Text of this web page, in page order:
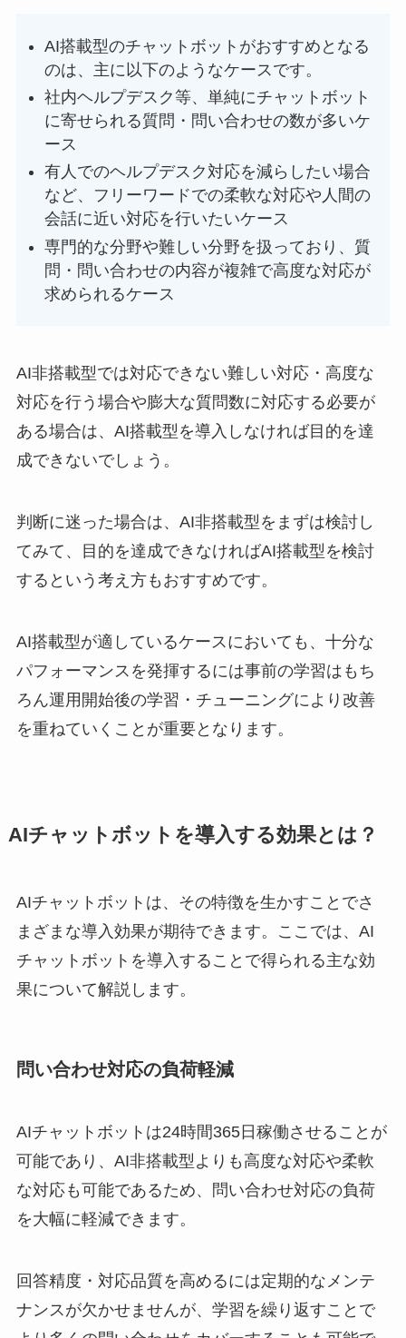
AI搭載型のチャットボットがおすすめとなる
のは、主に以下のようなケースです。
社内ヘルプデスク等、単純にチャットボット
に寄せられる質問・問い合わせの数が多いケ
ース
有人でのヘルプデスク対応を減らしたい場合
など、フリーワードでの柔軟な対応や人間の
会話に近い対応を行いたいケース
専門的な分野や難しい分野を扱っており、質
問・問い合わせの内容が複雑で高度な対応が
求められるケース
AI非搭載型では対応できない難しい対応・高度な
対応を行う場合や膨大な質問数に対応する必要が
ある場合は、AI搭載型を導入しなければ目的を達
成できないでしょう。
判断に迷った場合は、AI非搭載型をまずは検討し
てみて、目的を達成できなければAI搭載型を検討
するという考え方もおすすめです。
AI搭載型が適しているケースにおいても、十分な
パフォーマンスを発揮するには事前の学習はもち
ろん運用開始後の学習・チューニングにより改善
を重ねていくことが重要となります。
AIチャットボットを導入する効果とは？
AIチャットボットは、その特徴を生かすことでさ
まざまな導入効果が期待できます。ここでは、AI
チャットボットを導入することで得られる主な効
果について解説します。
問い合わせ対応の負荷軽減
AIチャットボットは24時間365日稼働させることが
可能であり、AI非搭載型よりも高度な対応や柔軟
な対応も可能であるため、問い合わせ対応の負荷
を大幅に軽減できます。
回答精度・対応品質を高めるには定期的なメンテ
ナンスが欠かせませんが、学習を繰り返すことで